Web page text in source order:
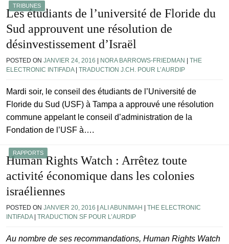
TRIBUNES
Les étudiants de l’université de Floride du
Sud approuvent une résolution de
désinvestissement d’Israël
POSTED ON JANVIER 24, 2016 NORA BARROWS-FRIEDMAN
THE
ELECTRONIC INTIFADA| TRADUCTION J.CH. POUR L’AURDIP
Mardi soir, le conseil des étudiants de l’Université de
Floride du Sud (USF) à Tampa a approuvé une résolution
commune appelant le conseil d’administration de la
Fondation de l’USF à….
RAPPORTS
Human Rights Watch : Arrêtez toute
activité économique dans les colonies
israéliennes
POSTED ON JANVIER 20, 2016 ALI ABUNIMAH
THE ELECTRONIC
INTIFADA| TRADUCTION SF POUR L’AURDIP
Au nombre de ses recommandations, Human Rights Watch